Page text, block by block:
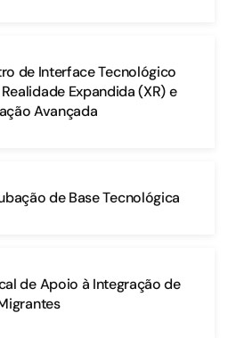
de Interface Tecnológico
Expandida (XR) e
Avançada
de Base Tecnológica
de Apoio à Integração de